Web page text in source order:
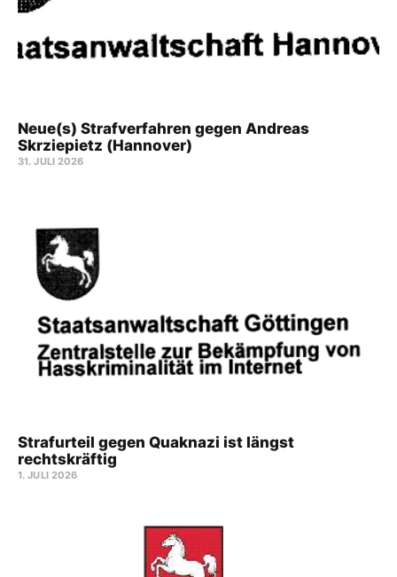
Neue(s) Strafverfahren gegen Andreas
Skrziepietz (Hannover)
31. JULI 2026
Strafurteil gegen Quaknazi ist längst
rechtskräftig
1. JULI 2026